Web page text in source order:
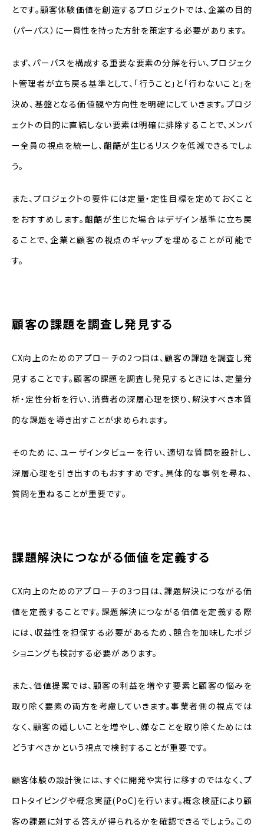
とです。顧客体験価値を創造するプロジェクトでは、企業の目的
（パーパス）に一貫性を持った方針を策定する必要があります。
まず、パーパスを構成する重要な要素の分解を行い、プロジェク
ト管理者が立ち戻る基準として、「行うこと」と「行わないこと」を
決め、基盤となる価値観や方向性を明確にしていきます。プロジ
ェクトの目的に直結しない要素は明確に排除することで、メンバ
ー全員の視点を統一し、齟齬が生じるリスクを低減できるでしょ
う。
また、プロジェクトの要件には定量・定性目標を定めておくこと
をおすすめします。齟齬が生じた場合はデザイン基準に立ち戻
ることで、企業と顧客の視点のギャップを埋めることが可能で
す。
顧客の課題を調査し発見する
CX向上のためのアプローチの2つ目は、顧客の課題を調査し発
見することです。顧客の課題を調査し発見するときには、定量分
析・定性分析を行い、消費者の深層心理を探り、解決すべき本質
的な課題を導き出すことが求められます。
そのために、ユーザインタビューを行い、適切な質問を設計し、
深層心理を引き出すのもおすすめです。具体的な事例を尋ね、
質問を重ねることが重要です。
課題解決につながる価値を定義する
CX向上のためのアプローチの3つ目は、課題解決につながる価
値を定義することです。課題解決につながる価値を定義する際
には、収益性を担保する必要があるため、競合を加味したポジ
ショニングも検討する必要があります。
また、価値提案では、顧客の利益を増やす要素と顧客の悩みを
取り除く要素の両方を考慮していきます。事業者側の視点では
なく、顧客の嬉しいことを増やし、嫌なことを取り除くためには
どうすべきかという視点で検討することが重要です。
顧客体験の設計後には、すぐに開発や実行に移すのではなく、プ
ロトタイピングや概念実証(PoC)を行います。概念検証により顧
客の課題に対する答えが得られるかを確認できるでしょう。この